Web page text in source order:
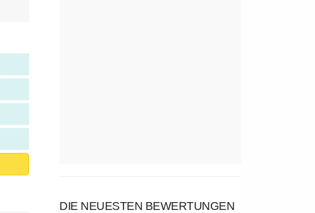
DIE NEUESTEN BEWERTUNGEN